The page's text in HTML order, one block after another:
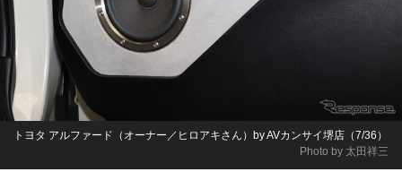
Photo by 太田祥三
トヨタ アルファード（オーナー／ヒロアキさん）by AVカンサイ堺店（7/36）